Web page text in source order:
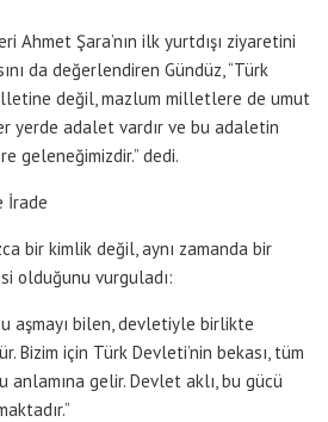
Ahmet Şara’nın ilk yurtdışı ziyaretini
da değerlendiren Gündüz, “Türk
değil, mazlum milletlere de umut
yerde adalet vardır ve bu adaletin
geleneğimizdir.” dedi.
İrade
bir kimlik değil, aynı zamanda bir
olduğunu vurguladı:
aşmayı bilen, devletiyle birlikte
Bizim için Türk Devleti’nin bekası, tüm
gelir. Devlet aklı, bu gücü